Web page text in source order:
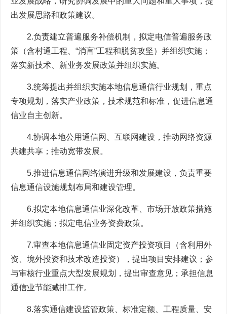
出发展思路和政策建议。
2.负责建立普遍服务补偿机制，拟定电信普遍服务政
策（含村通工程、“消盲”工程和脱贫攻坚）并组织实施；
落实新技术、新业务发展政策并组织实施。
3.统筹提出并组织实施本地信息通信行业规划，重点
专项规划，落实产业政策，技术规范和标准，促进信息通
信业自主创新。
4.协调本地公用通信网、互联网建设，推动网络资源
共建共享；推动宽带发展。
5.推进信息通信网络演进升级和发展建设，负责重要
信息通信设施规划布局和建设管理。
6.拟定本地信息通信业深化改革、市场开放政策措施
并组织实施；拟定电信业务资费政策。
7.审查本地信息通信业固定资产投资项目（含利用外
资、境外投资和技术改造投资），提出项目安排建议；参
与审核行业重点大型发展规划，提出审查意见；承担信息
通信业节能减排工作。
8.落实通信建设监管政策、标准定额、工程质量、安